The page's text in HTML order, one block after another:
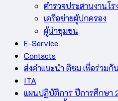
ตำรวจประสานงานโร
เครือข่ายผู้ปกครอง
ผู้นำชุมชน
E-Service
Contacts
ส่งคำแนะนำ ติชม เพื่อร่วม
ITA
แผนปฏิบัติการ ปีการศึกษา